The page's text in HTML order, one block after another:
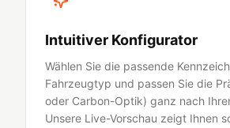
Intuitiver Konfigurator
Wählen Sie die passende
Fahrzeugtyp und passen Sie die
oder Carbon-Optik) ganz nach
Unsere Live-Vorschau zeigt Ihnen